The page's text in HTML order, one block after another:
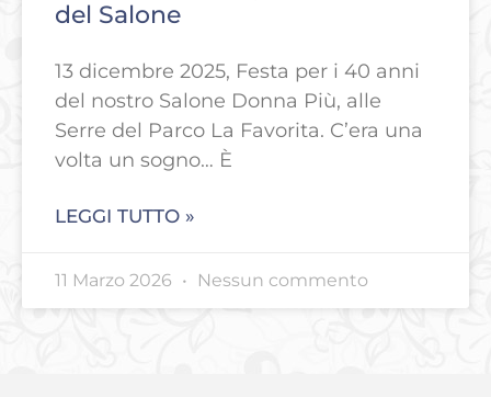
del Salone
13 dicembre 2025, Festa per i 40 anni
del nostro Salone Donna Più, alle
Serre del Parco La Favorita. C’era una
volta un sogno… È
LEGGI TUTTO »
11 Marzo 2026 Nessun commento